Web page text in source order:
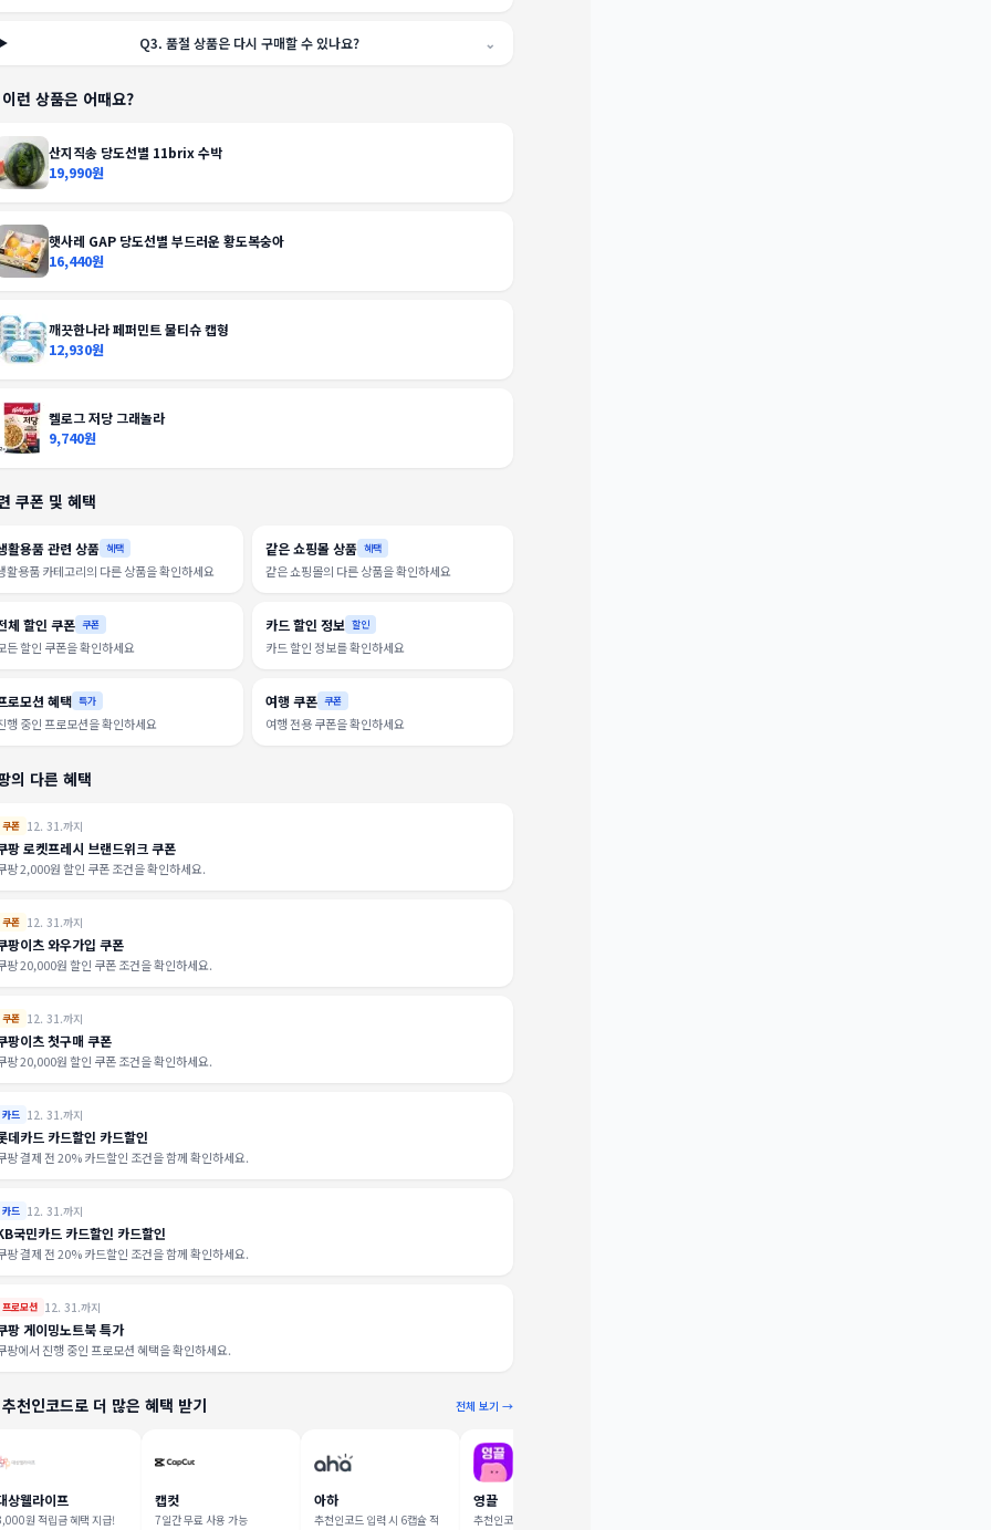
Q3. 품절 상품은 다시 구매할 수 있나요? ⌄
런 상품은 어때요?
산지직송 당도선별 11brix 수박
19,990원
햇사레 GAP 당도선별 부드러운 황도복숭아
16,440원
깨끗한나라 페퍼민트 물티슈 캡형
12,930원
켈로그 저당 그래놀라
9,740원
쿠폰 및 혜택
활용품 관련 상품 혜택
활용품 카테고리의 다른 상품을 확인하세요
같은 쇼핑몰 상품 혜택
같은 쇼핑몰의 다른 상품을 확인하세요
체 할인 쿠폰 쿠폰
든 할인 쿠폰을 확인하세요
카드 할인 정보 할인
카드 할인 정보를 확인하세요
로모션 혜택 특가
행 중인 프로모션을 확인하세요
여행 쿠폰 쿠폰
여행 전용 쿠폰을 확인하세요
의 다른 혜택
쿠폰 12. 31.까지
팡 로켓프레시 브랜드위크 쿠폰
팡 2,000원 할인 쿠폰 조건을 확인하세요.
쿠폰 12. 31.까지
팡이츠 와우가입 쿠폰
팡 20,000원 할인 쿠폰 조건을 확인하세요.
쿠폰 12. 31.까지
팡이츠 첫구매 쿠폰
팡 20,000원 할인 쿠폰 조건을 확인하세요.
카드 12. 31.까지
데카드 카드할인 카드할인
팡 결제 전 20% 카드할인 조건을 함께 확인하세요.
카드 12. 31.까지
국민카드 카드할인 카드할인
팡 결제 전 20% 카드할인 조건을 함께 확인하세요.
프로모션 12. 31.까지
팡 게이밍노트북 특가
팡에서 진행 중인 프로모션 혜택을 확인하세요.
천인코드로 더 많은 혜택 받기 전체 보기 →
상웰라이프
원 적립금 혜택 지급!
캡컷
7일간 무료 사용 가능
아하
추천인코드 입력 시 6캡슐 적
영끌
추천인코드 입력 시 1,000 포